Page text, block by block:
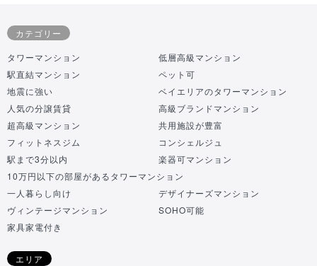
カテゴリー
タワーマンション
低層高級マンション
駅直結マンション
ペット可
地震に強い
ベイエリアのタワーマンション
人気の分譲賃貸
高級ブランドマンション
超高級マンション
共用施設が豊富
フィットネスジム
コンシェルジュ
駅まで3分以内
楽器可マンション
10万円以下の部屋があるタワーマンション
一人暮らし向け
デザイナーズマンション
ヴィンテージマンション
SOHO可能
家具家電付き
エリア